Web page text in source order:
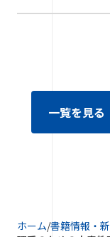
一覧を見る
ホーム/書籍情報・